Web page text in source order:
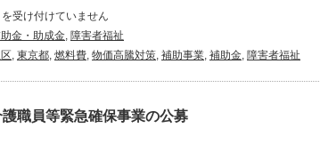
受け付けていません
金・助成金, 障害者福祉
, 東京都, 燃料費, 物価高騰対策, 補助事業, 補助金, 障害者福祉
職員等緊急確保事業の公募